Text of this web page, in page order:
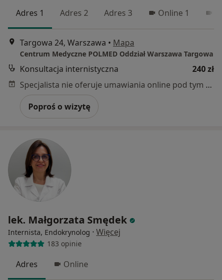
Adres 1 Adres 2 Adres 3 Online 1
Targowa 24, Warszawa • Mapa
Centrum Medyczne POLMED Oddział Warszawa Targowa
Konsultacja internistyczna
240 zł
Specjalista nie oferuje umawiania online pod tym adresem.
Poproś o wizytę
lek. Małgorzata Smędek
Internista, Endokrynolog · Więcej
183 opinie
Adres Online